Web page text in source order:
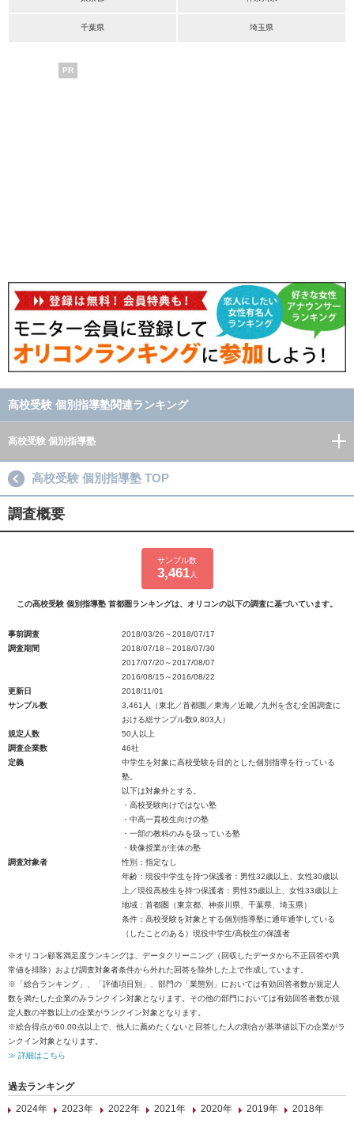
千葉県 埼玉県
PR
高校受験 個別指導塾関連ランキング
高校受験 個別指導塾
高校受験 個別指導塾 TOP
調査概要
サンプル数
3,461人
この高校受験 個別指導塾 首都圏ランキングは、オリコンの以下の調査に基づいています。
事前調査
2018/03/26～2018/07/17
調査期間
2018/07/18～2018/07/30
2017/07/20～2017/08/07
2016/08/15～2016/08/22
更新日
2018/11/01
サンプル数
3,461人（東北／首都圏／東海／近畿／九州を含む全国調査に
おける総サンプル数9,803人）
規定人数
50人以上
調査企業数
46社
定義
中学生を対象に高校受験を目的とした個別指導を行っている
塾。
以下は対象外とする。
・高校受験向けではない塾
・中高一貫校生向けの塾
・一部の教科のみを扱っている塾
・映像授業が主体の塾
調査対象者
性別：指定なし
年齢：現役中学生を持つ保護者：男性32歳以上、女性30歳以
上／現役高校生を持つ保護者：男性35歳以上、女性33歳以上
地域：首都圏（東京都、神奈川県、千葉県、埼玉県）
条件：高校受験を対象とする個別指導塾に通年通学している
（したことのある）現役中学生/高校生の保護者
※オリコン顧客満足度ランキングは、データクリーニング（回収したデータから不正回答や異
常値を排除）および調査対象者条件から外れた回答を除外した上で作成しています。
※「総合ランキング」、「評価項目別」、部門の「業態別」においては有効回答者数が規定人
数を満たした企業のみランクイン対象となります。その他の部門においては有効回答者数が規
定人数の半数以上の企業がランクイン対象となります。
※総合得点が60.00点以上で、他人に薦めたくないと回答した人の割合が基準値以下の企業がラ
ンクイン対象となります。
≫ 詳細はこちら
過去ランキング
2024年
2023年 2022年 2021年 2020年 2019年
2018年